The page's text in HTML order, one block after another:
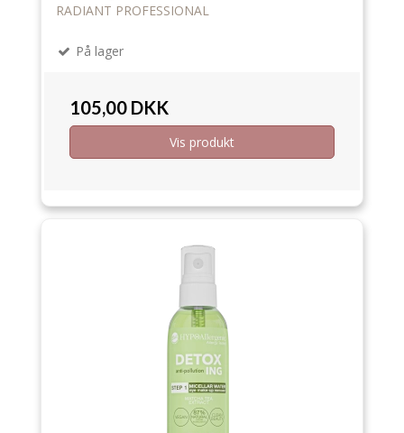
RADIANT PROFESSIONAL
På lager
105,00 DKK
Vis produkt